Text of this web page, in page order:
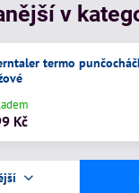
v
termo
Kč